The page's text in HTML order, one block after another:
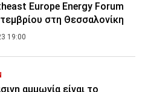
Europe Energy Forum
στη Θεσσαλονίκη
19:00
αμμωνία είναι το